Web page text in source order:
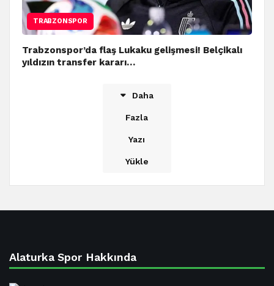
TRABZONSPOR
Trabzonspor’da flaş Lukaku gelişmesi! Belçikalı
yıldızın transfer kararı…
Daha
Fazla
Yazı
Yükle
Alaturka Spor Hakkında